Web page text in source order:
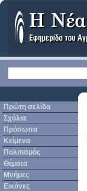
Πρώτη σελίδα
Σχόλια
Πρόσωπα
Κείμενα
Πολιτισμός
Θέματα
Μνήμες
Εικόνες